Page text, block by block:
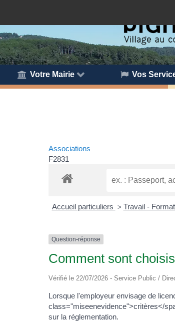
Votre Mairie Vos
Associations
F2831
Accueil particuliers > Travail -
Question-réponse
Comment sont
Vérifié le 22/07/2026 - Service Public /
Lorsque l'employeur envisage de
class="miseenevidence">critères</
sur la réglementation.